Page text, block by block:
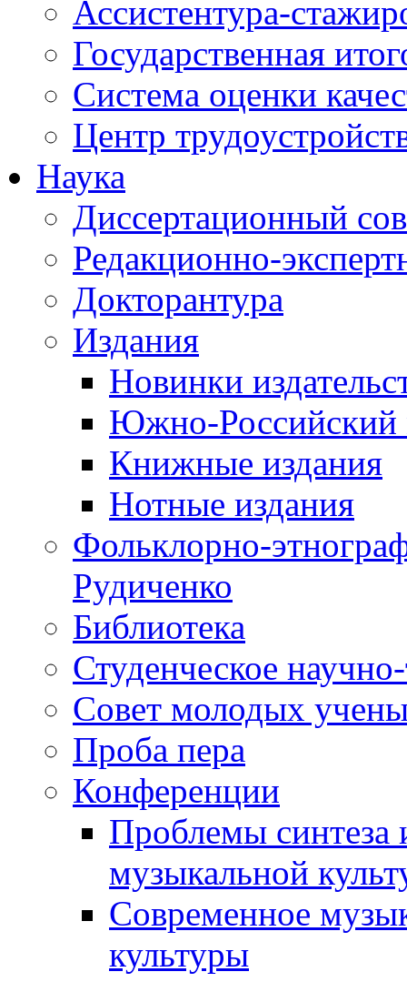
Ассистентура-
Государственная
Система оценки
Центр
Наука
Диссертационный
Редакционно-
Докторантура
Издания
Новинки
Южно-Российский
Книжные издания
Нотные издания
Фольклорно-
Рудиченко
Библиотека
Студенческое
Совет молодых
Проба пера
Конференции
Проблемы синтеза
музыкальной
Современное
культуры